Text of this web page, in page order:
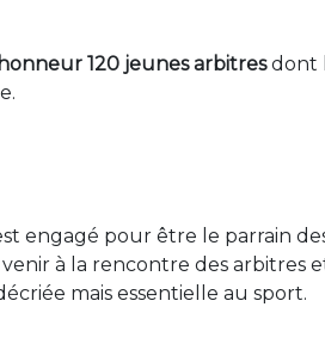
120 jeunes arbitresdont
engagé pour être le parrain
venir à la rencontre des
mais essentielle au sport.